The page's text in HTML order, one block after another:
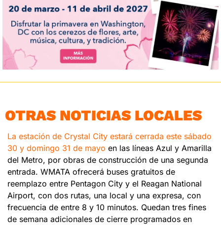
OTRAS NOTICIAS LOCALES
La estación de Crystal City estará cerrada este sábado
30 y domingo 31 de mayo en las líneas Azul y Amarilla
del Metro, por obras de construcción de una segunda
entrada. WMATA ofrecerá buses gratuitos de
reemplazo entre Pentagon City y el Reagan National
Airport, con dos rutas, una local y una expresa, con
frecuencia de entre 8 y 10 minutos. Quedan tres fines
de semana adicionales de cierre programados en